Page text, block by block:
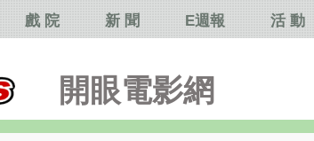
開眼電影網
戲 院 新 聞 E週報 活 動